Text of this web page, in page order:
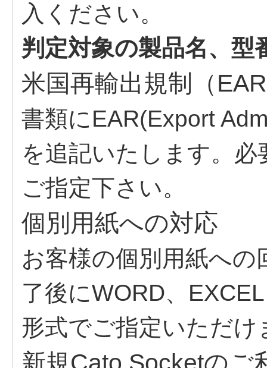
入ください。
判定対象の製品名、型
米国再輸出規制（
書類にEAR(Export
を追記いたします。必
ご指定下さい。
個別用紙への対応
お客様の個別用紙へ
了後にWORD、
形式でご指定いただけ